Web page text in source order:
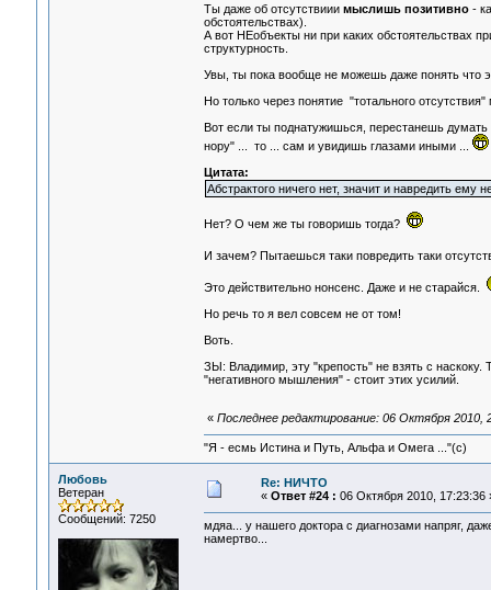
Ты даже об отсутствиии мыслишь позитивно-
обстоятельствах).
А вот НЕобъекты ни при каких обстоятельствах
структурность.
Увы, ты пока вообще не можешь даже понять что
Но только через понятие "тотального
Вот если ты поднатужишься, перестанешь
нору" ... то ... сам и увидишь глазами иными ...
Цитата:
Абстрактого ничего нет, значит и навредить ему
Нет? О чем же ты говоришь тогда?
И зачем? Пытаешься таки повредить таки
Это действительно нонсенс. Даже и не старайся.
Но речь то я вел совсем не от том!
Воть.
ЗЫ: Владимир, эту "крепость" не взять с
"негативного мышления" - стоит этих усилий.
« Последнее редактирование: 06 Октября 2010,
"Я - есмь Истина и Путь, Альфа и Омега ..."(с)
Любовь
Ветеран
Сообщений: 7250
Re: НИЧТО
« Ответ #24 : 06 Октября 2010, 17:23:36
мдяа... у нашего доктора с диагнозами напряг,
намертво...